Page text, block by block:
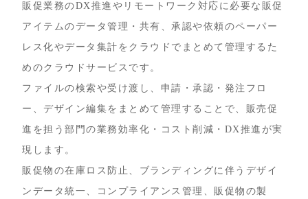
販促業務のDX推進やリモートワーク対応に必要な販促
アイテムのデータ管理・共有、承認や依頼のペーパー
レス化やデータ集計をクラウドでまとめて管理するた
めのクラウドサービスです。
ファイルの検索や受け渡し、申請・承認・発注フロ
ー、デザイン編集をまとめて管理することで、販売促
進を担う部門の業務効率化・コスト削減・DX推進が実
現します。
販促物の在庫ロス防止、ブランディングに伴うデザイ
ンデータ統一、コンプライアンス管理、販促物の製